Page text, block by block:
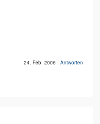
24. Feb. 2006 | Antworten